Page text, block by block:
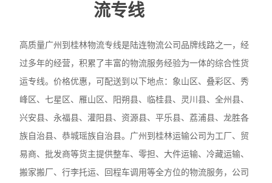
流专线
高质量广州到桂林物流专线是陆连物流公司品牌线路之一，经
过多年的经营，积累了丰富的物流服务经验为一体的综合性货
运专线。价格优惠，可配送到以下地点：象山区、叠彩区、秀
峰区、七星区、雁山区、阳朔县、临桂县、灵川县、全州县、
兴安县、永福县、灌阳县、资源县、平乐县、荔浦县、龙胜各
族自治县、恭城瑶族自治县。广州到桂林运输公司为工厂、贸
易商、批发商等货主提供整车、零担、大件运输、冷藏运输、
搬家搬厂、行李托运、回程车调用等全方位的物流服务，公司